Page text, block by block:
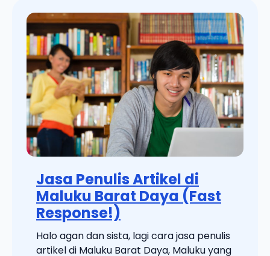
Jasa Penulis Artikel di
Maluku Barat Daya (Fast
Response!)
Halo agan dan sista, lagi cara jasa penulis
artikel di Maluku Barat Daya, Maluku yang